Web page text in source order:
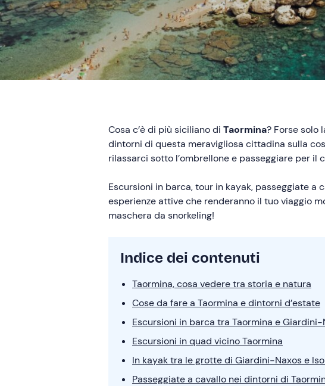
Cosa c’è di più siciliano di Taormina? Forse solo
dintorni di questa meravigliosa cittadina sulla
rilassarci sotto l’ombrellone e passeggiare per
Escursioni in barca, tour in kayak, passeggiate
esperienze attive che renderanno il tuo viaggio
maschera da snorkeling!
Indice dei contenuti
Taormina, cosa vedere tra storia e natura
Cose da fare a Taormina e dintorni d’estate
Escursioni in barca tra Taormina e Giardini-
Escursioni in quad vicino Taormina
In kayak tra le grotte di Giardini-Naxos e
Passeggiate a cavallo nei dintorni di